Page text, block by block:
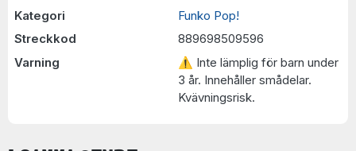
Kategori
Funko Pop!
Streckkod
889698509596
Varning
⚠ Inte lämplig för barn under
3 år. Innehåller smådelar.
Kvävningsrisk.